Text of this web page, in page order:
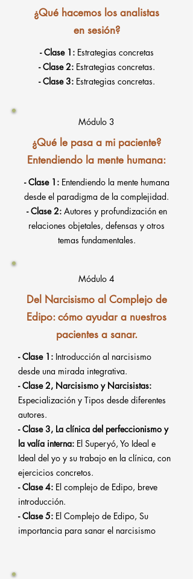
¿Qué hacemos los analistas
en sesión?
- Clase 1:Estrategias concretas
- Clase 2:Estrategias concretas.
- Clase 3:Estrategias concretas.
Módulo 3
¿Qué le pasa a mi paciente?
Entendiendo la mente humana:
- Clase 1:Entendiendo la mente humana
desde el paradigma de la complejidad.
- Clase 2:Autores y profundización en
relaciones objetales, defensas y otros
temas fundamentales.
Módulo 4
Del Narcisismo al Complejo de
Edipo: cómo ayudar a nuestros
pacientes a sanar.
- Clase 1: Introducción al narcisismo
desde una mirada integrativa.
- Clase 2, Narcisismo y Narcisistas:
Especialización y Tipos desde diferentes
autores.
- Clase 3, La clínica del perfeccionismo y
la valía interna: El Superyó, Yo Ideal e
Ideal del yo y su trabajo en la clínica, con
ejercicios concretos.
- Clase 4: El complejo de Edipo, breve
introducción.
- Clase 5: El Complejo de Edipo, Su
importancia para sanar el narcisismo